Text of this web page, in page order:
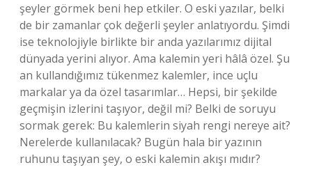
şeyler görmek beni hep etkiler. O eski yazılar, belki
de bir zamanlar çok değerli şeyler anlatıyordu. Şimdi
ise teknolojiyle birlikte bir anda yazılarımız dijital
dünyada yerini alıyor. Ama kalemin yeri hâlâ özel. Şu
an kullandığımız tükenmez kalemler, ince uçlu
markalar ya da özel tasarımlar… Hepsi, bir şekilde
geçmişin izlerini taşıyor, değil mi? Belki de soruyu
sormak gerek: Bu kalemlerin siyah rengi nereye ait?
Nerelerde kullanılacak? Bugün hala bir yazının
ruhunu taşıyan şey, o eski kalemin akışı mıdır?